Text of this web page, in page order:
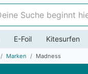
E-Foil Kitesurfen
Marken Madness